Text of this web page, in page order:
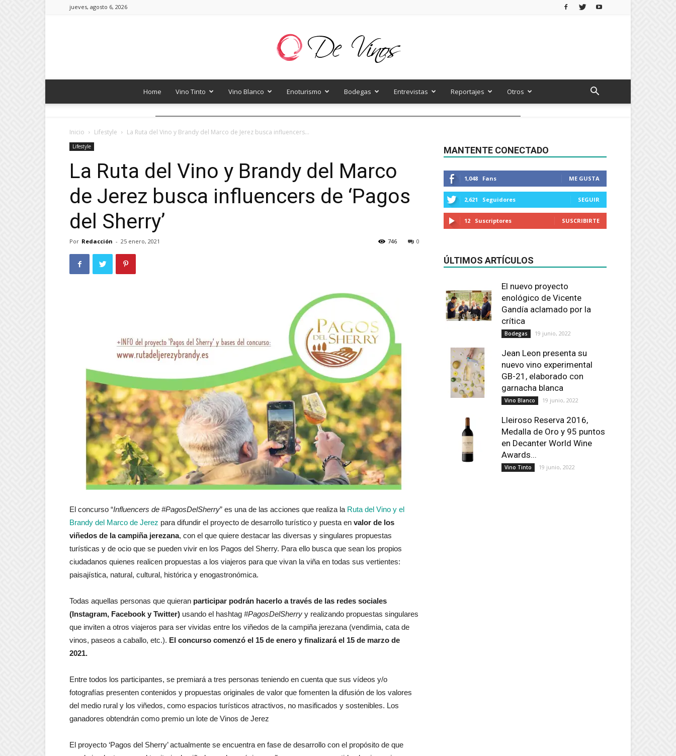
jueves, agosto 6, 2026
Vinos
Home Vino Tinto Vino Blanco Enoturismo Bodegas Entrevistas Reportajes Otros
Inicio Lifestyle La Ruta del Vino y Brandy del Marco de Jerez busca influencers...
Lifestyle
La Ruta del Vino y Brandy del Marco
de Jerez busca influencers de ‘Pagos
del Sherry’
Por Redacción - 25 enero, 2021 0
746
El concurso “Influencers de #PagosDelSherry” es una de las acciones que realiza la Ruta del Vino y el
Brandy del Marco de Jerez para difundir el proyecto de desarrollo turístico y puesta en valor de los
viñedos de la campiña jerezana, con el que quiere destacar las diversas y singulares propuestas
turísticas y de ocio que se pueden vivir en los Pagos del Sherry. Para ello busca que sean los propios
ciudadanos quienes realicen propuestas a los viajeros para que vivan la viña en todas sus vertientes:
paisajística, natural, cultural, histórica y enogastronómica.
Todas aquellas personas que quieran participar podrán hacerlo a través de las redes sociales
(Instagram, Facebook y Twitter) usando el hashtag #PagosDelSherry y realizando propuestas singulares
que inviten a otros viajeros para ser vividas entre los viñedos de la campiña jerezana (vendimia, cata de
vinos, paseos a caballo, etc.). El concurso comenzó el 15 de enero y finalizará el 15 de marzo de
2021.
Entre todos los participantes, se premiará a tres personas teniendo en cuenta que sus vídeos y/o
fotografías presenten contenidos y propuestas originales de valor que fomenten la difusión de los valores
del medio rural y los viñedos, como espacios turísticos atractivos, no masificados y sostenibles. Los
ganadores obtendrán como premio un lote de Vinos de Jerez
El proyecto ‘Pagos del Sherry’ actualmente se encuentra en fase de desarrollo con el propósito de que
MANTENTE CONECTADO
1,048 Fans ME GUSTA
2,621 Seguidores SEGUIR
12 Suscriptores SUSCRIBIRTE
ÚLTIMOS ARTÍCULOS
El nuevo proyecto
enológico de Vicente
Gandía aclamado por la
crítica
Bodegas 19 junio, 2022
Jean Leon presenta su
nuevo vino experimental
GB-21, elaborado con
garnacha blanca
Vino Blanco 19 junio, 2022
Lleiroso Reserva 2016,
Medalla de Oro y 95 puntos
en Decanter World Wine
Awards...
Vino Tinto 19 junio, 2022